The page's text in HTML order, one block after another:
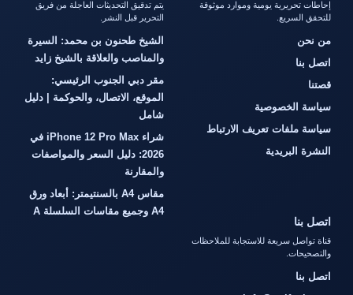
إحاطات تحريرية يومية وموارد موثوقة
للتحقق السريع.
من نحن
اتصل بنا
قصتنا
سياسة الخصوصية
سياسة ملفات تعريف الارتباط
النشرة البريدية
يتم تدقيق التحديثات العاجلة من فريق
التحرير قبل النشر.
الشيخ طحنون بن محمد: السيرة
والمناصب والعلاقة بالشيخ زايد
مقر دبي الجنوب الرئيسي:
الموقع، الاتصال، والحوكمة | دليل
شامل
شراء iPhone 12 Pro Max في
2026: دليل السعر والمواصفات
والمقارنة
مقاس A4 بالسنتيمتر: أبعاد ورق
A4 وجميع مقاسات السلسلة A
اتصل بنا
قناة تواصل سريعة للاستجابة للملاحظات
والتصحيحات.
اتصل بنا